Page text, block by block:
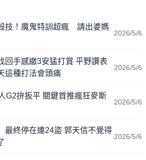
技！魔鬼特訓超瘋 請出婆媽
2026/5/6
回手感繳3安猛打賞 平野讚表
這種打法會頭痛
2026/5/6
G2拚扳平 關鍵首推瘋狂麥斯
2026/5/6
最終停在連24盜 郭天信不覺得
2026/5/6